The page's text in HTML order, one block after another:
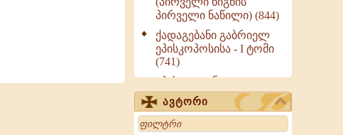
პირველი ნაწილი) (844)
ქადაგებანი გაბრიელ
ეპისკოპოსისა - I ტომი
(741)
ეპისტოლენი,
ქადაგებანი, სიტყვანი
(ნაწილი III) (723)
მოძღვრის ძალზე
ავტორი
Search